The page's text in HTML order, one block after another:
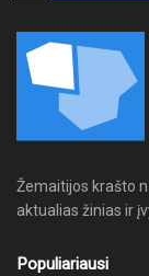
Žemaitijos krašto
aktualias žinias ir
Populiariausi